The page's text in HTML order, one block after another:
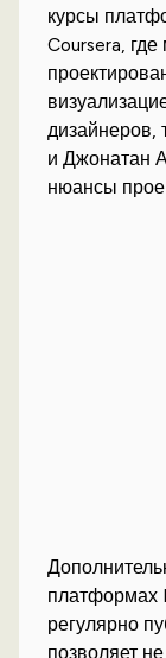
курсы
Coursera,
дизайнеров,
и Джонатан
нюансы
платформах
регулярно
позволяет